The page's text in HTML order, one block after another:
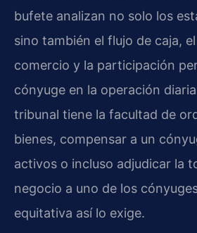
bufete analizan no solo los
sino también el flujo de caja,
comercio y la participación
cónyuge en la operación
tribunal tiene la facultad de
bienes, compensar a un
activos o incluso adjudicar la
negocio a uno de los
equitativa así lo exige.